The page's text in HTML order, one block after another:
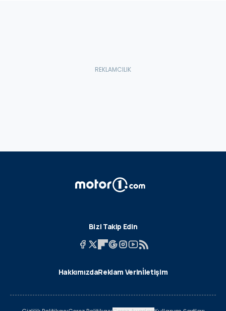
Bizi Takip Edin
HakkımızdaReklam Verinİletişim